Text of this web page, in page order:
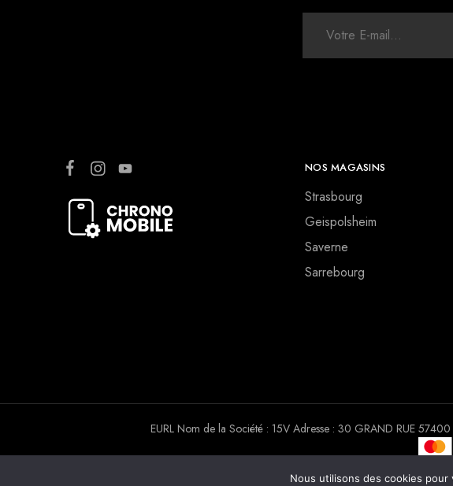
NOS MAGASINS
Strasbourg
Geispolsheim
Saverne
Sarrebourg
Copyright
EURL Nom de la Société : 15V Adresse : 30 GRAND RUE
Nous utilisons des cookies